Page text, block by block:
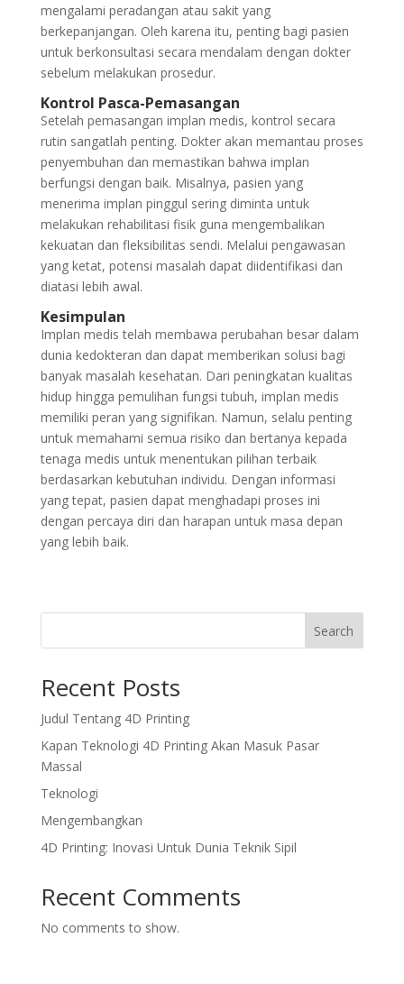
mengalami peradangan atau sakit yang
berkepanjangan. Oleh karena itu, penting bagi pasien
untuk berkonsultasi secara mendalam dengan dokter
sebelum melakukan prosedur.
Kontrol Pasca-Pemasangan
Setelah pemasangan implan medis, kontrol secara
rutin sangatlah penting. Dokter akan memantau proses
penyembuhan dan memastikan bahwa implan
berfungsi dengan baik. Misalnya, pasien yang
menerima implan pinggul sering diminta untuk
melakukan rehabilitasi fisik guna mengembalikan
kekuatan dan fleksibilitas sendi. Melalui pengawasan
yang ketat, potensi masalah dapat diidentifikasi dan
diatasi lebih awal.
Kesimpulan
Implan medis telah membawa perubahan besar dalam
dunia kedokteran dan dapat memberikan solusi bagi
banyak masalah kesehatan. Dari peningkatan kualitas
hidup hingga pemulihan fungsi tubuh, implan medis
memiliki peran yang signifikan. Namun, selalu penting
untuk memahami semua risiko dan bertanya kepada
tenaga medis untuk menentukan pilihan terbaik
berdasarkan kebutuhan individu. Dengan informasi
yang tepat, pasien dapat menghadapi proses ini
dengan percaya diri dan harapan untuk masa depan
yang lebih baik.
Search
Recent Posts
Judul Tentang 4D Printing
Kapan Teknologi 4D Printing Akan Masuk Pasar
Massal
Teknologi
Mengembangkan
4D Printing: Inovasi Untuk Dunia Teknik Sipil
Recent Comments
No comments to show.